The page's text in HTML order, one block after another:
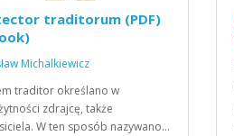
traditorum (PDF)
Michalkiewicz
traditor określano w
zdrajcę, także
W ten sposób nazywano…